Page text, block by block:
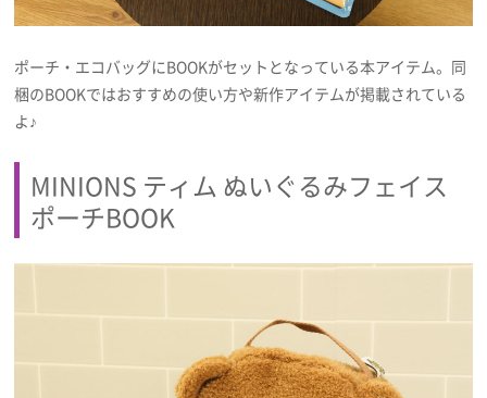
ポーチ・エコバッグにBOOKがセットとなっている本アイテム。同
梱のBOOKではおすすめの使い方や新作アイテムが掲載されている
よ♪
MINIONS ティム ぬいぐるみフェイス
ポーチBOOK